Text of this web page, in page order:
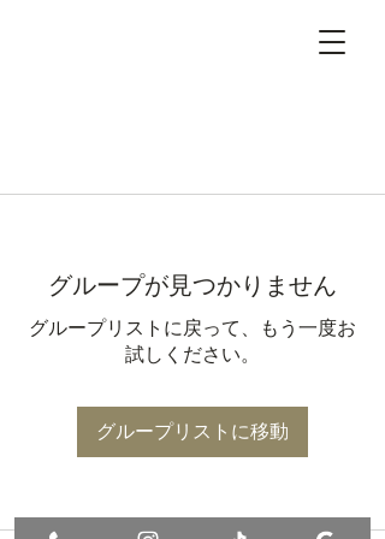
グループが見つかりません
グループリストに戻って、もう一度お
試しください。
グループリストに移動